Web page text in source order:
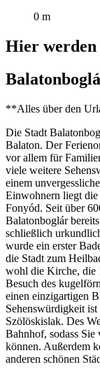
0 m
Hier werden
**Alles über den
Die Stadt
Balaton. Der
vor allem für
viele weitere
einem
Einwohnern liegt die
Fonyód. Seit über
Balatonboglár
schließlich
wurde ein erster
die Stadt zum
wohl die Kirche, die
Besuch des
einen einzigartigen
Sehenswürdigkeit
Szölöskislak. Des
Bahnhof, sodass
können. Außerdem
anderen schönen